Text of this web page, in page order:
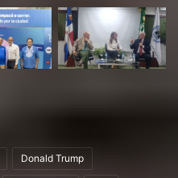
Donald Trump